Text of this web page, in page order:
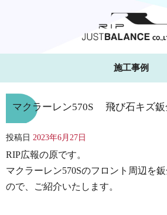
施工事例
マクラーレン570S 飛び石キズ鈑
投稿日 2023年6月27日
RIP広報の原です。
マクラーレン570Sのフロント周辺を
ので、ご紹介いたします。